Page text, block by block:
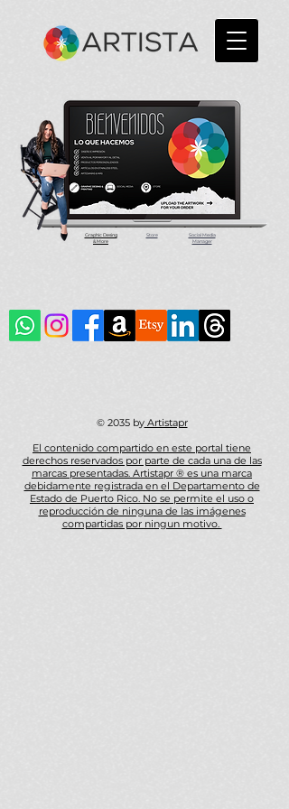
Graphic Desing
& More
Store
Social Media
Manager
© 2035 byArtistapr
El contenido compartido en este portal tiene
derechos reservados por parte de cada una de las
marcas presentadas. Artistapr ® es una marca
debidamente registrada en el Departamento de
Estado de Puerto Rico. No se permite el uso o
reproducción de ninguna de las imágenes
compartidas por ningun motivo.